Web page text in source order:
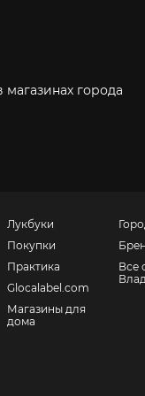
города
Лукбуки
Покупки
Практика
Glocalabel.com
Магазины для
дома
Все